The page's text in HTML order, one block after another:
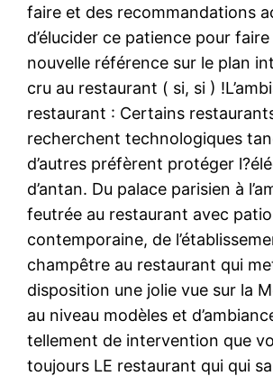
faire et des recommandations
d’élucider ce patience pour
nouvelle référence sur le plan
cru au restaurant ( si, si )
restaurant : Certains
recherchent technologiques
d’autres préfèrent protéger
d’antan. Du palace parisien à
feutrée au restaurant avec
contemporaine, de
champêtre au restaurant qui
disposition une jolie vue sur la
au niveau modèles et
tellement de intervention que
toujours LE restaurant qui qui